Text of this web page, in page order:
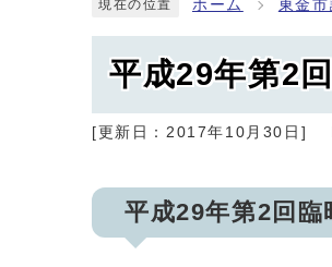
現在の位置 ホーム 東金市
平成29年第2
[更新日： 2017年10月30日 ]
平成29年第2回臨